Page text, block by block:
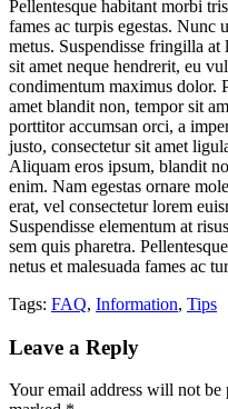
Pellentesque habitant morbi
fames ac turpis egestas. Nunc
metus. Suspendisse fringilla at
sit amet neque hendrerit, eu
condimentum maximus dolor.
amet blandit non, tempor sit
porttitor accumsan orci, a
justo, consectetur sit amet
Aliquam eros ipsum, blandit
enim. Nam egestas ornare
erat, vel consectetur lorem
Suspendisse elementum at
sem quis pharetra.
netus et malesuada fames ac
Tags: FAQ, Information, Tips
Leave a Reply
Your email address will not